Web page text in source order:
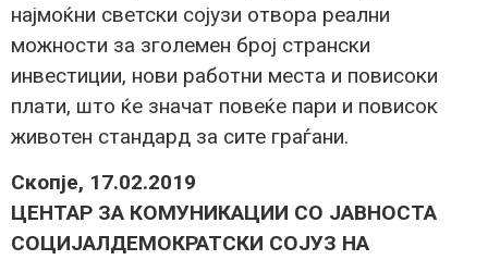
најмоќни светски сојузи отвора реални
можности за зголемен број странски
инвестиции, нови работни места и повисоки
плати, што ќе значат повеќе пари и повисок
животен стандард за сите граѓани.
Скопје, 17.02.2019
ЦЕНТАР ЗА КОМУНИКАЦИИ СО ЈАВНОСТА
СОЦИЈАЛДЕМОКРАТСКИ СОЈУЗ НА